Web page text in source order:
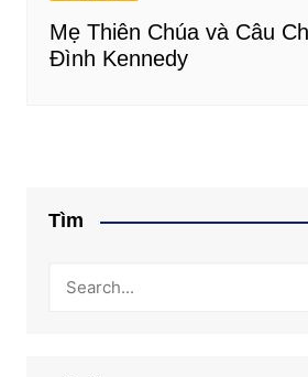
Mẹ Thiên Chúa và Câu
Đình Kennedy
Tìm